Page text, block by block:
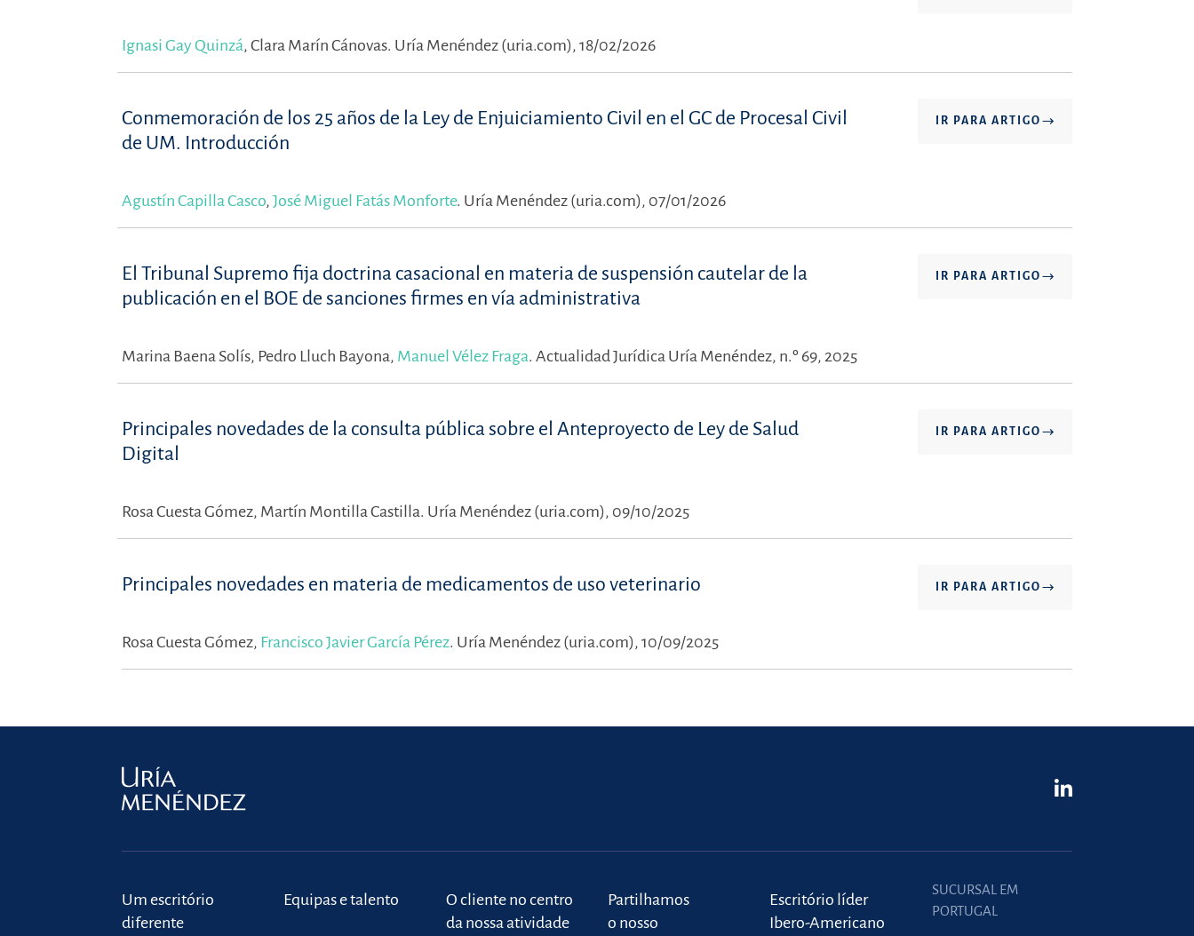
Ignasi Gay Quinzá, Clara Marín Cánovas. Uría Menéndez (uria.com), 18/02/2026
Conmemoración de los 25 años de la Ley de Enjuiciamiento Civil en el GC de Procesal Civil
de UM. Introducción
IR PARA ARTIGO
Agustín Capilla Casco, José Miguel Fatás Monforte. Uría Menéndez (uria.com), 07/01/2026
El Tribunal Supremo fija doctrina casacional en materia de suspensión cautelar de la
publicación en el BOE de sanciones firmes en vía administrativa
IR PARA ARTIGO
Marina Baena Solís, Pedro Lluch Bayona, Manuel Vélez Fraga. Actualidad Jurídica Uría Menéndez, n.º 69, 2025
Principales novedades de la consulta pública sobre el Anteproyecto de Ley de Salud
Digital
IR PARA ARTIGO
Rosa Cuesta Gómez, Martín Montilla Castilla. Uría Menéndez (uria.com), 09/10/2025
Principales novedades en materia de medicamentos de uso veterinario IR PARA ARTIGO
Rosa Cuesta Gómez, Francisco Javier García Pérez. Uría Menéndez (uria.com), 10/09/2025
Um escritório
diferente
Equipas e talento
O cliente no centro
da nossa atividade
Partilhamos
o nosso
Escritório líder
Ibero-Americano
SUCURSAL EM
PORTUGAL